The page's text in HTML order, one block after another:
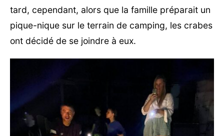
tard, cependant, alors que la famille préparait un
pique-nique sur le terrain de camping, les crabes
ont décidé de se joindre à eux.